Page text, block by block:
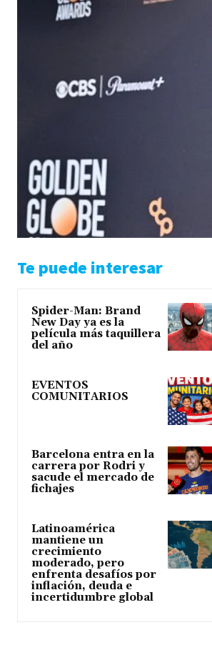
Te puede interesar
Spider-Man: Brand
New Day ya es la
película más taquillera
del año
EVENTOS
COMUNITARIOS
Barcelona entra en la
carrera por Rodri y
sacude el mercado de
fichajes
Latinoamérica
mantiene un
crecimiento
moderado, pero
enfrenta desafíos por
inflación, deuda e
incertidumbre global